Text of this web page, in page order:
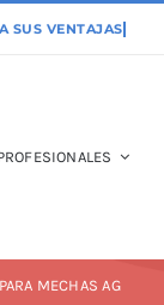
MECHAS AG